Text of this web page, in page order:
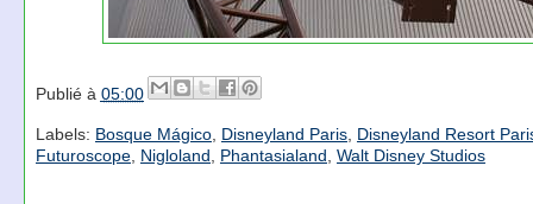
Publié à 05:00
Labels: Bosque Mágico, Disneyland Paris, Disneyland Resort
Futuroscope, Nigloland, Phantasialand, Walt Disney Studios